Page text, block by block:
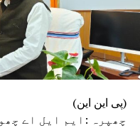
(پی این این)
چھپرہ :ایم ایل اے